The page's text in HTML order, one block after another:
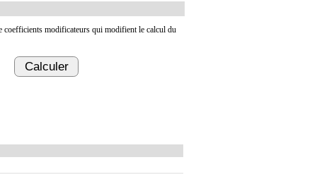
coefficients modificateurs qui modifient le calcul du
Calculer